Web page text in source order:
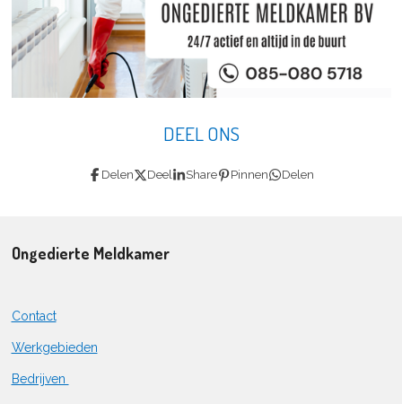
DEEL ONS
Delen Deel Share Pinnen Delen
Ongedierte Meldkamer
Contact
Werkgebieden
Bedrijven